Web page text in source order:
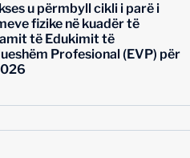
u përmbyll cikli i parë i
fizike në kuadër të
të Edukimit të
Profesional (EVP) për